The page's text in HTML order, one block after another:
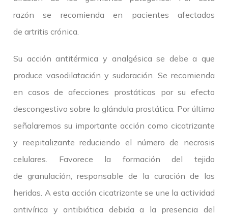
razón se recomienda en pacientes afectados
de artritis crónica.
Su acción antitérmica y analgésica se debe a que
produce vasodilatación y sudoración. Se recomienda
en casos de afecciones prostáticas por su efecto
descongestivo sobre la glándula prostática. Por último
señalaremos su importante acción como cicatrizante
y reepitalizante reduciendo el número de necrosis
celulares. Favorece la formación del tejido
de granulación, responsable de la curación de las
heridas. A esta acción cicatrizante se une la actividad
antivírica y antibiótica debida a la presencia del